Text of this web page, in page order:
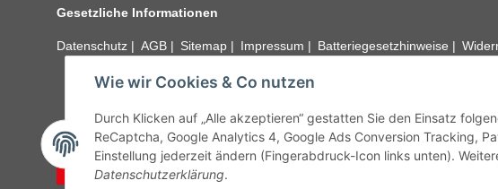
Wie wir Cookies & Co nutzen
Durch Klicken auf „Alle akzeptieren“ gestatten Sie den Einsatz
ReCaptcha, Google Analytics 4, Google Ads Conversion Tracking,
Einstellung jederzeit ändern (Fingerabdruck-Icon links unten).
Datenschutzerklärung.
Gesetzliche Informationen
Datenschutz AGB Sitemap Impressum Batteriegesetzhinweise
unseren Kundenservice.
Vertrag widerrufen